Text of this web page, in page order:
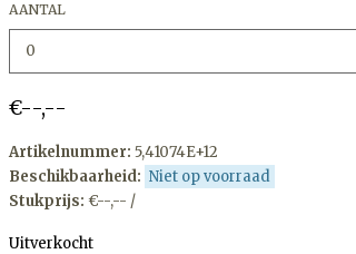
AANTAL
€--,--
Artikelnummer: 5,41074E+12
Beschikbaarheid: Niet op voorraad
Stukprijs: €--,-- /
Uitverkocht